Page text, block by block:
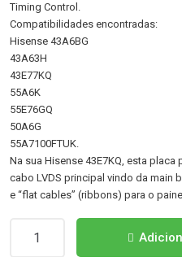
Timing Control.
Compatibilidades encontradas:
Hisense 43A6BG
43A63H
43E77KQ
55A6K
55E76GQ
50A6G
55A7100FTUK.
Na sua Hisense 43E7KQ, esta
cabo LVDS principal vindo da main
e “flat cables” (ribbons) para o